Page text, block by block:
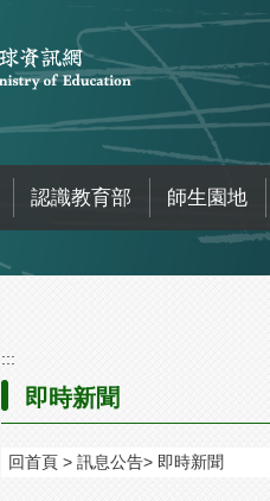
認識教育部 師生園地
:::
即時新聞
回首頁 訊息公告 即時新聞